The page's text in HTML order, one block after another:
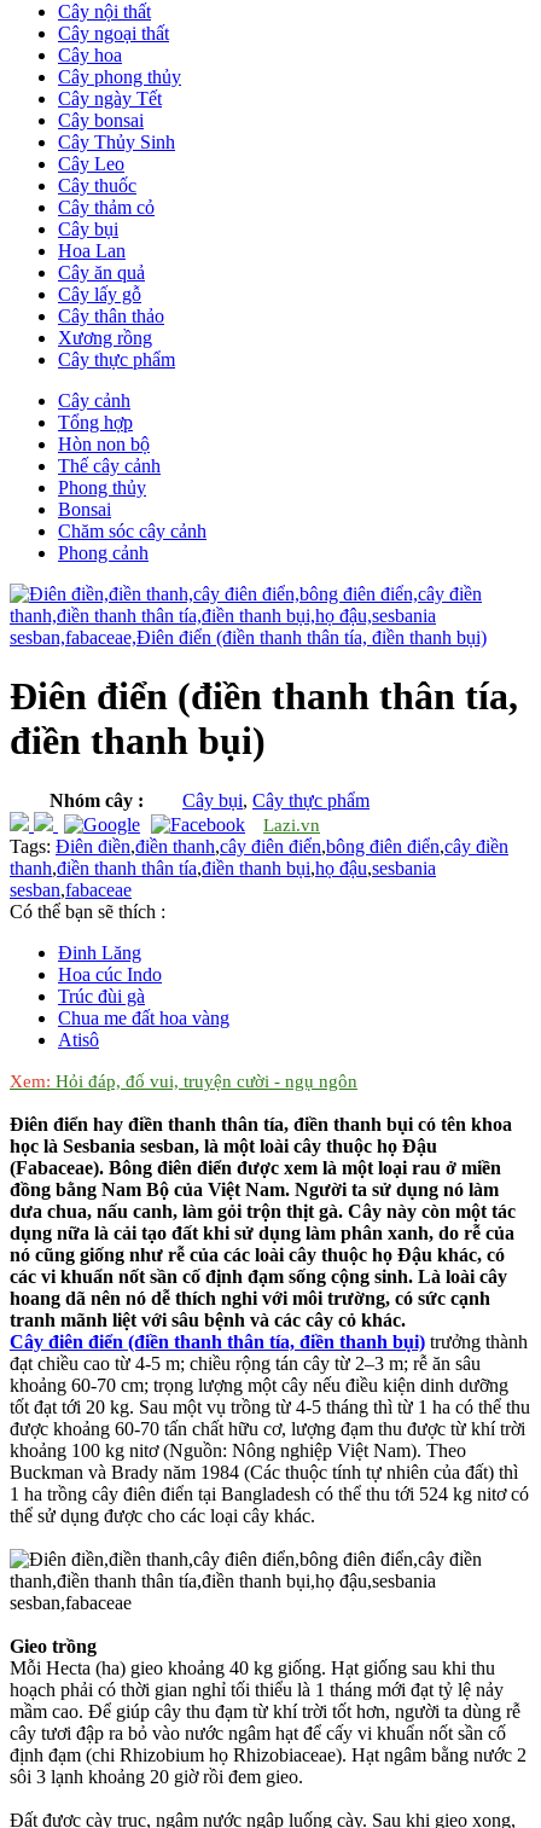
Cây nội thất
Cây ngoại thất
Cây hoa
Cây phong thủy
Cây ngày Tết
Cây bonsai
Cây Thủy Sinh
Cây Leo
Cây thuốc
Cây thảm cỏ
Cây bụi
Hoa Lan
Cây ăn quả
Cây lấy gỗ
Cây thân thảo
Xương rồng
Cây thực phẩm
Cây cảnh
Tổng hợp
Hòn non bộ
Thế cây cảnh
Phong thủy
Bonsai
Chăm sóc cây cảnh
Phong cảnh
Điên điển (điền thanh thân tía,
điền thanh bụi)
Nhóm cây : Cây bụi, Cây thực phẩm
Lazi.vn
Tags: Điên điền,điền thanh,cây điên điển,bông điên điển,cây điền
thanh,điền thanh thân tía,điền thanh bụi,họ đậu,sesbania
sesban,fabaceae
Có thể bạn sẽ thích :
Đinh Lăng
Hoa cúc Indo
Trúc đùi gà
Chua me đất hoa vàng
Atisô
Xem: Hỏi đáp, đố vui, truyện cười - ngụ ngôn
Điên điển hay điền thanh thân tía, điền thanh bụi có tên khoa
học là Sesbania sesban, là một loài cây thuộc họ Đậu
(Fabaceae). Bông điên điển được xem là một loại rau ở miền
đồng bằng Nam Bộ của Việt Nam. Người ta sử dụng nó làm
dưa chua, nấu canh, làm gỏi trộn thịt gà. Cây này còn một tác
dụng nữa là cải tạo đất khi sử dụng làm phân xanh, do rễ của
nó cũng giống như rễ của các loài cây thuộc họ Đậu khác, có
các vi khuẩn nốt sần cố định đạm sống cộng sinh. Là loài cây
hoang dã nên nó dễ thích nghi với môi trường, có sức cạnh
tranh mãnh liệt với sâu bệnh và các cây cỏ khác.
Cây điên điển (điền thanh thân tía, điền thanh bụi) trưởng thành
đạt chiều cao từ 4-5 m; chiều rộng tán cây từ 2–3 m; rễ ăn sâu
khoảng 60-70 cm; trọng lượng một cây nếu điều kiện dinh dưỡng
tốt đạt tới 20 kg. Sau một vụ trồng từ 4-5 tháng thì từ 1 ha có thể thu
được khoảng 60-70 tấn chất hữu cơ, lượng đạm thu được từ khí trời
khoảng 100 kg nitơ (Nguồn: Nông nghiệp Việt Nam). Theo
Buckman và Brady năm 1984 (Các thuộc tính tự nhiên của đất) thì
1 ha trồng cây điên điển tại Bangladesh có thể thu tới 524 kg nitơ có
thể sử dụng được cho các loại cây khác.
Gieo trồng
Mỗi Hecta (ha) gieo khoảng 40 kg giống. Hạt giống sau khi thu
hoạch phải có thời gian nghỉ tối thiểu là 1 tháng mới đạt tỷ lệ nảy
mầm cao. Để giúp cây thu đạm từ khí trời tốt hơn, người ta dùng rễ
cây tươi đập ra bỏ vào nước ngâm hạt để cấy vi khuẩn nốt sần cố
định đạm (chi Rhizobium họ Rhizobiaceae). Hạt ngâm bằng nước 2
sôi 3 lạnh khoảng 20 giờ rồi đem gieo.
Đất được cày trục, ngâm nước ngập luống cày. Sau khi gieo xong,